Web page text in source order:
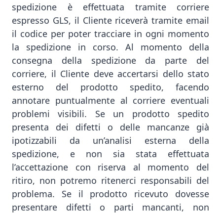
spedizione è effettuata tramite corriere
espresso GLS, il Cliente riceverà tramite email
il codice per poter tracciare in ogni momento
la spedizione in corso. Al momento della
consegna della spedizione da parte del
corriere, il Cliente deve accertarsi dello stato
esterno del prodotto spedito, facendo
annotare puntualmente al corriere eventuali
problemi visibili. Se un prodotto spedito
presenta dei difetti o delle mancanze già
ipotizzabili da un’analisi esterna della
spedizione, e non sia stata effettuata
l’accettazione con riserva al momento del
ritiro, non potremo ritenerci responsabili del
problema. Se il prodotto ricevuto dovesse
presentare difetti o parti mancanti, non